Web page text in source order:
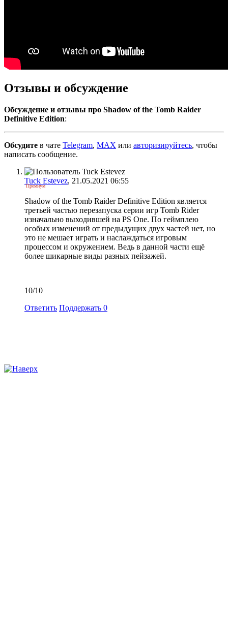
Отзывы и обсуждение
Обсуждение и отзывы про Shadow of the Tomb Raider
Definitive Edition:
Обсудите в чате Telegram, MAX или авторизируйтесь, чтобы
написать сообщение.
Tuck Estevez, 21.05.2021 06:55
Премиум
Shadow of the Tomb Raider Definitive Edition является
третьей частью перезапуска серии игр Tomb Rider
изначально выходившей на PS One. По геймплею
особых изменений от предыдущих двух частей нет, но
это не мешает играть и наслаждаться игровым
процессом и окружением. Ведь в данной части ещё
более шикарные виды разных пейзажей.
10/10
Ответить Поддержать 0